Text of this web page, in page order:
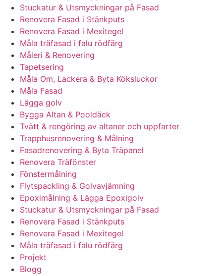
Stuckatur & Utsmyckningar på Fasad
Renovera Fasad i Stänkputs
Renovera Fasad i Mexitegel
Måla träfasad i falu rödfärg
Måleri & Renovering
Tapetsering
Måla Om, Lackera & Byta Köksluckor
Måla Fasad
Lägga golv
Bygga Altan & Pooldäck
Tvätt & rengöring av altaner och uppfarter
Trapphusrenovering & Målning
Fasadrenovering & Byta Träpanel
Renovera Träfönster
Fönstermålning
Flytspackling & Golvavjämning
Epoximålning & Lägga Epoxigolv
Stuckatur & Utsmyckningar på Fasad
Renovera Fasad i Stänkputs
Renovera Fasad i Mexitegel
Måla träfasad i falu rödfärg
Projekt
Blogg